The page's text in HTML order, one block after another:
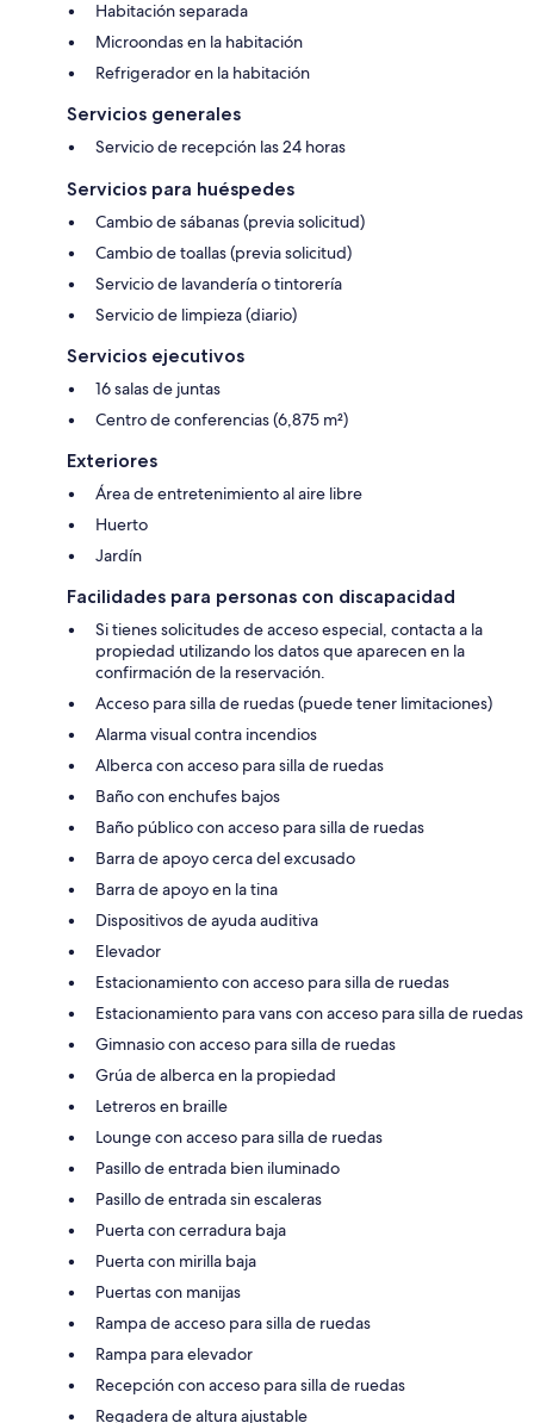
Habitación separada
Microondas en la habitación
Refrigerador en la habitación
Servicios generales
Servicio de recepción las 24 horas
Servicios para huéspedes
Cambio de sábanas (previa solicitud)
Cambio de toallas (previa solicitud)
Servicio de lavandería o tintorería
Servicio de limpieza (diario)
Servicios ejecutivos
16 salas de juntas
Centro de conferencias (6,875 m²)
Exteriores
Área de entretenimiento al aire libre
Huerto
Jardín
Facilidades para personas con discapacidad
Si tienes solicitudes de acceso especial, contacta a la
propiedad utilizando los datos que aparecen en la
confirmación de la reservación.
Acceso para silla de ruedas (puede tener limitaciones)
Alarma visual contra incendios
Alberca con acceso para silla de ruedas
Baño con enchufes bajos
Baño público con acceso para silla de ruedas
Barra de apoyo cerca del excusado
Barra de apoyo en la tina
Dispositivos de ayuda auditiva
Elevador
Estacionamiento con acceso para silla de ruedas
Estacionamiento para vans con acceso para silla de ruedas
Gimnasio con acceso para silla de ruedas
Grúa de alberca en la propiedad
Letreros en braille
Lounge con acceso para silla de ruedas
Pasillo de entrada bien iluminado
Pasillo de entrada sin escaleras
Puerta con cerradura baja
Puerta con mirilla baja
Puertas con manijas
Rampa de acceso para silla de ruedas
Rampa para elevador
Recepción con acceso para silla de ruedas
Regadera de altura ajustable